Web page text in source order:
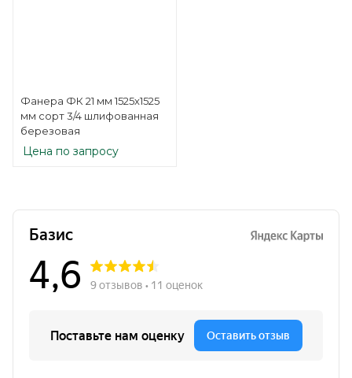
Фанера ФК 21 мм 1525х1525
мм сорт 3/4 шлифованная
березовая
Цена по запросу